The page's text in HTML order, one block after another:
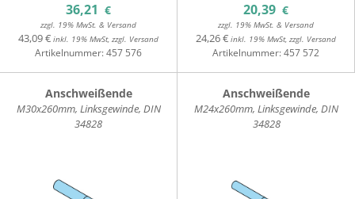
36,21 €
zzgl. 19% MwSt. & Versand
43,09 € inkl. 19% MwSt, zzgl. Versand
Artikelnummer:457 576
20,39 €
zzgl. 19% MwSt. & Versand
24,26 € inkl. 19% MwSt, zzgl. Versand
Artikelnummer:457 572
Anschweißende
M30x260mm, Linksgewinde, DIN
34828
Anschweißende
M24x260mm, Linksgewinde, DIN
34828